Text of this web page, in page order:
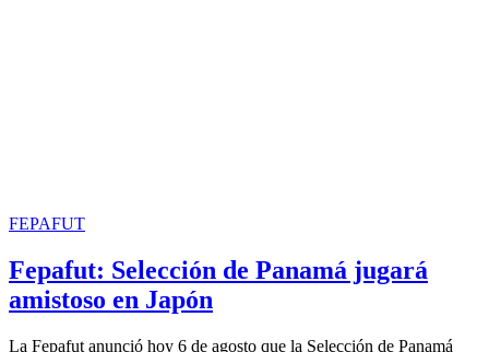
FEPAFUT
Fepafut: Selección de Panamá jugará
amistoso en Japón
La Fepafut anunció hoy 6 de agosto que la Selección de Panamá